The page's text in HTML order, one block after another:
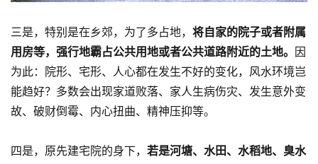
三是，特别是在乡郊，为了多占地， 将自家的院子或者附属
用房等，强行地霸占公共用地或者公共道路附近的土地。
因
为此：院形、宅形、人心都在发生不好的变化，风水环境岂
能趋好？多数会出现家道败落、家人生病伤灾、发生意外变
故、破财倒霉、内心扭曲、精神压抑等。
四是，原先建宅院的身下， 若是河塘、水田、水稻地、臭水